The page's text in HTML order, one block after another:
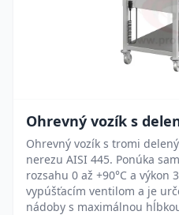
Ohrevný vozík s
Ohrevný vozík s tromi
nerezu AISI 445. Ponúka
rozsahu 0 až +90°C a výkon
vypúšťacím ventilom a je
nádoby s maximálnou